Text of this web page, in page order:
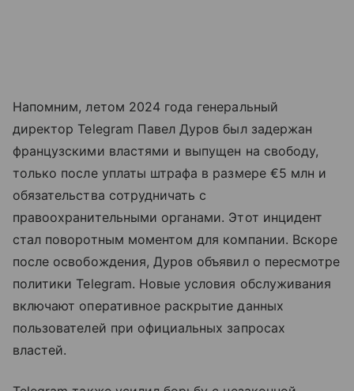
Напомним, летом 2024 года генеральный
директор Telegram Павел Дуров был задержан
французскими властями и выпущен на свободу,
только после уплаты штрафа в размере €5 млн и
обязательства сотрудничать с
правоохранительными органами. Этот инцидент
стал поворотным моментом для компании. Вскоре
после освобождения, Дуров объявил о пересмотре
политики Telegram. Новые условия обслуживания
включают оперативное раскрытие данных
пользователей при официальных запросах
властей.